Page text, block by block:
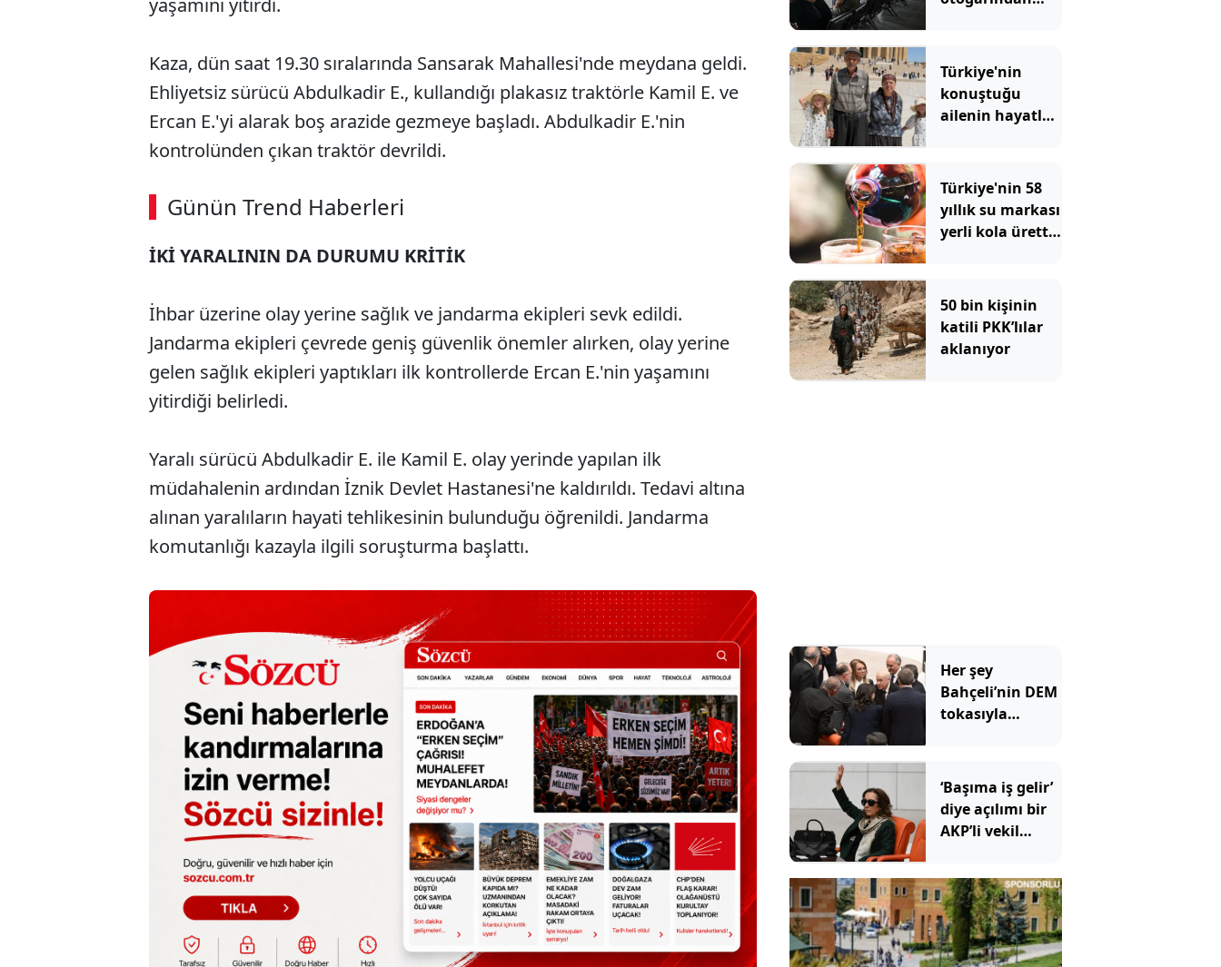
Kaza, dün saat 19.30 sıralarında Sansarak Mahallesi'nde meydana geldi.
Ehliyetsiz sürücü Abdulkadir E., kullandığı plakasız traktörle Kamil E. ve
Ercan E.'yi alarak boş arazide gezmeye başladı. Abdulkadir E.'nin
kontrolünden çıkan traktör devrildi.
Günün Trend Haberleri
SÖZCÜ SON DAKİKA
İKİ YARALININ DA DURUMU KRİTİK
İhbar üzerine olay yerine sağlık ve jandarma ekipleri sevk edildi.
Jandarma ekipleri çevrede geniş güvenlik önemler alırken, olay yerine
gelen sağlık ekipleri yaptıkları ilk kontrollerde Ercan E.'nin yaşamını
yitirdiği belirledi.
Yaralı sürücü Abdulkadir E. ile Kamil E. olay yerinde yapılan ilk
müdahalenin ardından İznik Devlet Hastanesi'ne kaldırıldı. Tedavi altına
alınan yaralıların hayati tehlikesinin bulunduğu öğrenildi. Jandarma
komutanlığı kazayla ilgili soruşturma başlattı.
Türkiye'nin
konuştuğu
ailenin hayatları
Türkiye'nin 58
yıllık su markası
yerli kola üretti:
50 bin kişinin
katili PKK’lılar
aklanıyor
Her şey
Bahçeli’nin DEM
tokasıyla
‘Başıma iş gelir’
diye açılımı bir
AKP’li vekil